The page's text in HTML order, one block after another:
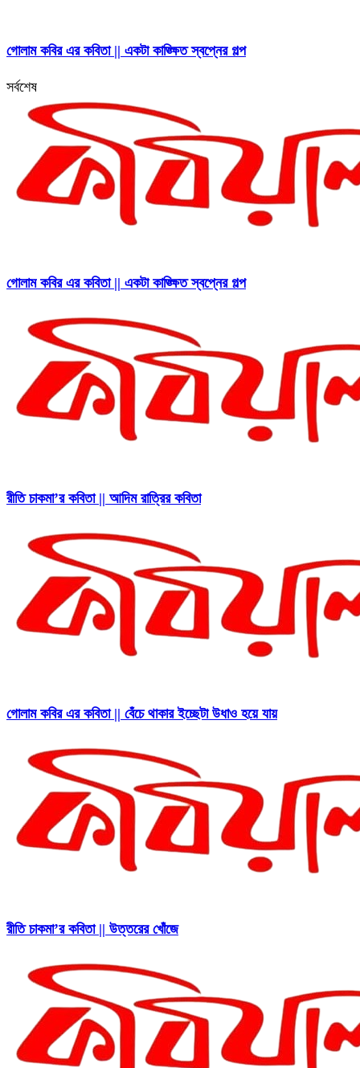
গোলাম কবির এর কবিতা || একটা কাঙ্ক্ষিত স্বপ্নের গল্প
সর্বশেষ
গোলাম কবির এর কবিতা || একটা কাঙ্ক্ষিত স্বপ্নের গল্প
রীতি চাকমা’র কবিতা || আদিম রাত্রির কবিতা
গোলাম কবির এর কবিতা || বেঁচে থাকার ইচ্ছেটা উধাও হয়ে যায়
রীতি চাকমা’র কবিতা || উত্তরের খোঁজে